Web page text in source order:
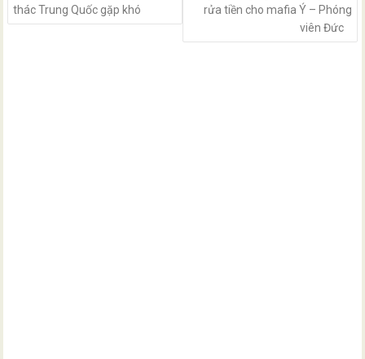
thác Trung Quốc gặp khó
rửa tiền cho mafia Ý – Phóng
viên Đức